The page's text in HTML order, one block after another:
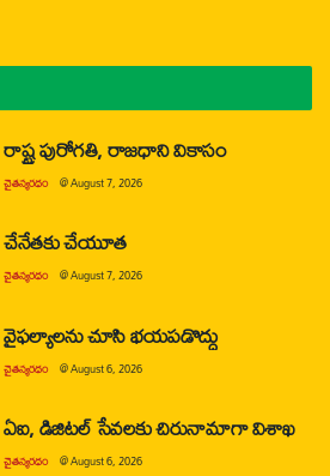
రాష్ట్ర పురోగతి, రాజధాని వికాసం
చైతన్యరధం @August 7, 2026
చేనేతకు చేయూత
చైతన్యరధం @August 7, 2026
వైఫల్యాలను చూసి భయపడొద్దు
చైతన్యరధం @August 6, 2026
ఏఐ, డిజిటల్ సేవలకు చిరునామాగా విశాఖ
చైతన్యరధం @August 6, 2026